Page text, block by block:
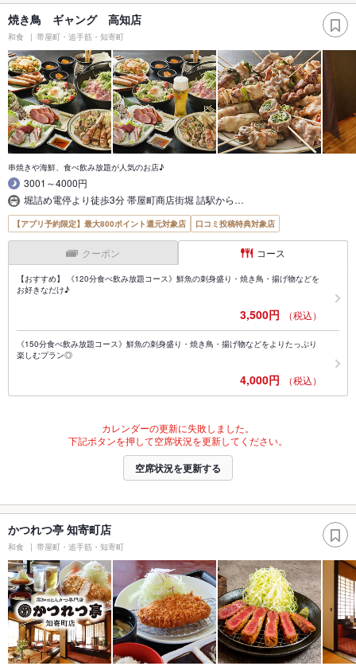
焼き鳥 ギャング 高知店
和食 帯屋町・追手筋・知寄町
串焼きや海鮮、食べ飲み放題が人気のお店♪
3001～4000円
堀詰め電停より徒歩3分 帯屋町商店街堀 詰駅から…
【アプリ予約限定】最大800ポイント還元対象店 口コミ投稿特典対象店
クーポン コース
【おすすめ】 《120分食べ飲み放題コース》鮮魚の刺身盛り・焼き鳥・揚げ物などを
お好きなだけ♪
3,500円 （税込）
《150分食べ飲み放題コース》鮮魚の刺身盛り・焼き鳥・揚げ物などをよりたっぷり
楽しむプラン◎
4,000円 （税込）
カレンダーの更新に失敗しました。
下記ボタンを押して空席状況を更新してください。
空席状況を更新する
かつれつ亭 知寄町店
和食 帯屋町・追手筋・知寄町